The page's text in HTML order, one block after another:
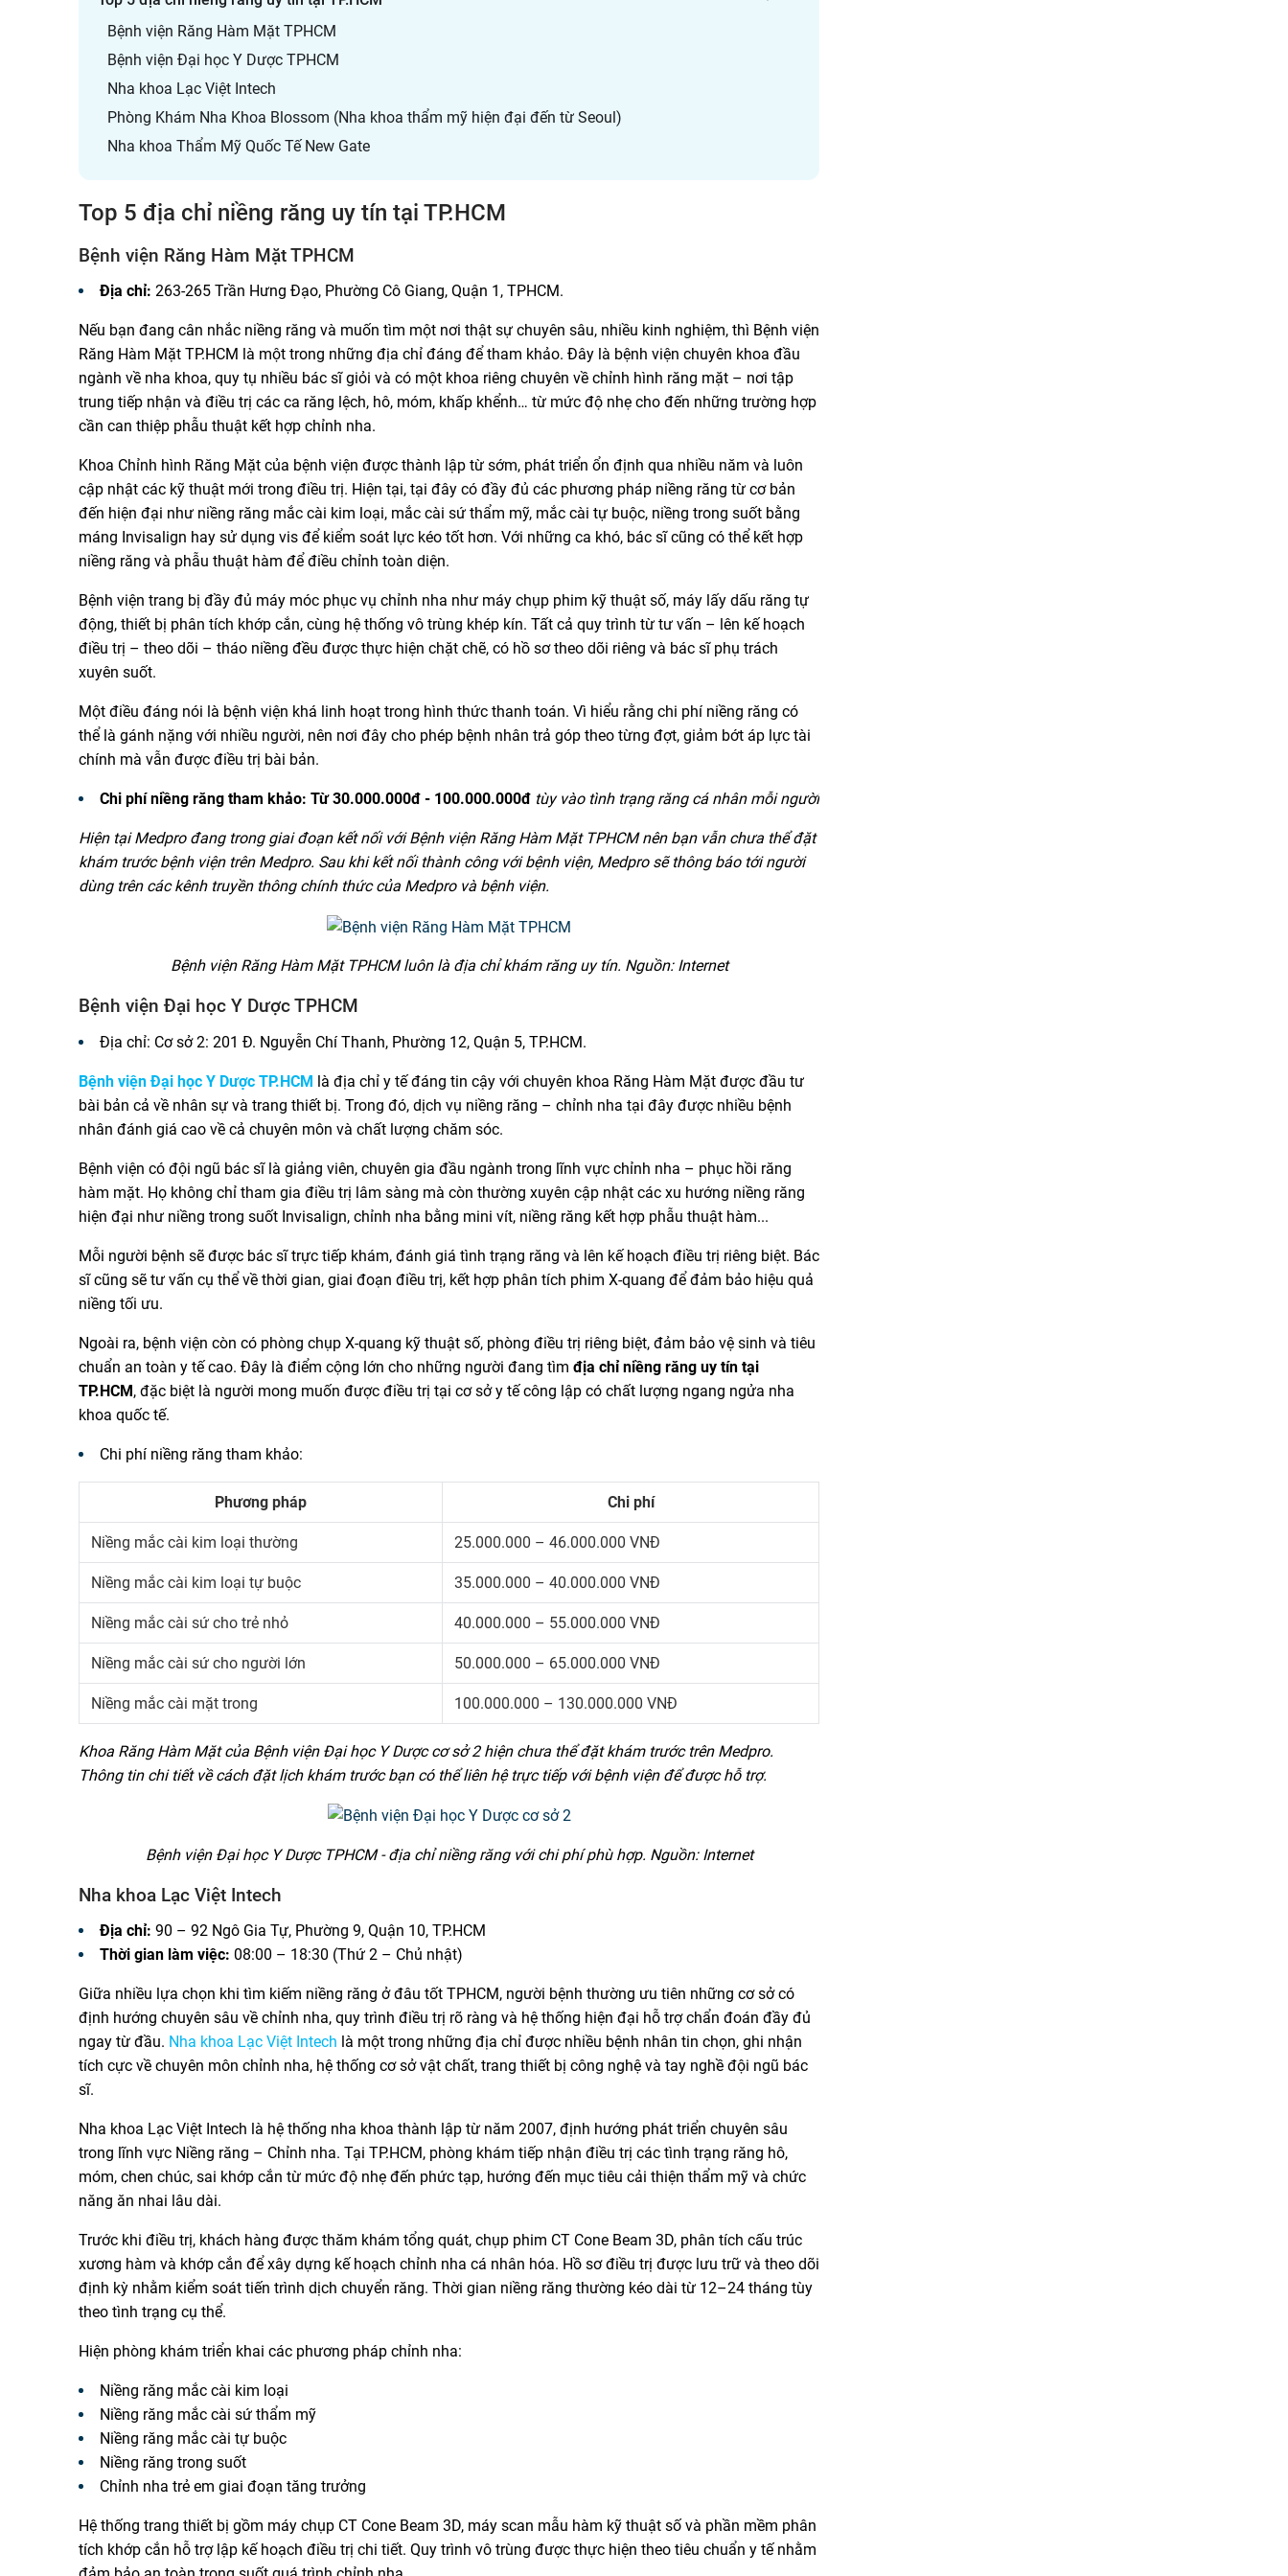
Bệnh viện Răng Hàm Mặt TPHCM
Bệnh viện Đại học Y Dược TPHCM
Nha khoa Lạc Việt Intech
Phòng Khám Nha Khoa Blossom (Nha khoa thẩm mỹ hiện đại đến từ Seoul)
Nha khoa Thẩm Mỹ Quốc Tế New Gate
Top 5 địa chỉ niềng răng uy tín tại TP.HCM
Bệnh viện Răng Hàm Mặt TPHCM
Địa chỉ: 263-265 Trần Hưng Đạo, Phường Cô Giang, Quận 1, TPHCM.
Nếu bạn đang cân nhắc niềng răng và muốn tìm một nơi thật sự chuyên sâu, nhiều kinh nghiệm, thì Bệnh viện
Răng Hàm Mặt TP.HCM là một trong những địa chỉ đáng để tham khảo. Đây là bệnh viện chuyên khoa đầu
ngành về nha khoa, quy tụ nhiều bác sĩ giỏi và có một khoa riêng chuyên về chỉnh hình răng mặt – nơi tập
trung tiếp nhận và điều trị các ca răng lệch, hô, móm, khấp khểnh… từ mức độ nhẹ cho đến những trường hợp
cần can thiệp phẫu thuật kết hợp chỉnh nha.
Khoa Chỉnh hình Răng Mặt của bệnh viện được thành lập từ sớm, phát triển ổn định qua nhiều năm và luôn
cập nhật các kỹ thuật mới trong điều trị. Hiện tại, tại đây có đầy đủ các phương pháp niềng răng từ cơ bản
đến hiện đại như niềng răng mắc cài kim loại, mắc cài sứ thẩm mỹ, mắc cài tự buộc, niềng trong suốt bằng
máng Invisalign hay sử dụng vis để kiểm soát lực kéo tốt hơn. Với những ca khó, bác sĩ cũng có thể kết hợp
niềng răng và phẫu thuật hàm để điều chỉnh toàn diện.
Bệnh viện trang bị đầy đủ máy móc phục vụ chỉnh nha như máy chụp phim kỹ thuật số, máy lấy dấu răng tự
động, thiết bị phân tích khớp cắn, cùng hệ thống vô trùng khép kín. Tất cả quy trình từ tư vấn – lên kế hoạch
điều trị – theo dõi – tháo niềng đều được thực hiện chặt chẽ, có hồ sơ theo dõi riêng và bác sĩ phụ trách
xuyên suốt.
Một điều đáng nói là bệnh viện khá linh hoạt trong hình thức thanh toán. Vì hiểu rằng chi phí niềng răng có
thể là gánh nặng với nhiều người, nên nơi đây cho phép bệnh nhân trả góp theo từng đợt, giảm bớt áp lực tài
chính mà vẫn được điều trị bài bản.
Chi phí niềng răng tham khảo: Từ 30.000.000đ - 100.000.000đ tùy vào tình trạng răng cá nhân mỗi người
Hiện tại Medpro đang trong giai đoạn kết nối với Bệnh viện Răng Hàm Mặt TPHCM nên bạn vẫn chưa thể đặt
khám trước bệnh viện trên Medpro. Sau khi kết nối thành công với bệnh viện, Medpro sẽ thông báo tới người
dùng trên các kênh truyền thông chính thức của Medpro và bệnh viện.
Bệnh viện Răng Hàm Mặt TPHCM luôn là địa chỉ khám răng uy tín. Nguồn: Internet
Bệnh viện Đại học Y Dược TPHCM
Địa chỉ: Cơ sở 2: 201 Đ. Nguyễn Chí Thanh, Phường 12, Quận 5, TP.HCM.
Bệnh viện Đại học Y Dược TP.HCM là địa chỉ y tế đáng tin cậy với chuyên khoa Răng Hàm Mặt được đầu tư
bài bản cả về nhân sự và trang thiết bị. Trong đó, dịch vụ niềng răng – chỉnh nha tại đây được nhiều bệnh
nhân đánh giá cao về cả chuyên môn và chất lượng chăm sóc.
Bệnh viện có đội ngũ bác sĩ là giảng viên, chuyên gia đầu ngành trong lĩnh vực chỉnh nha – phục hồi răng
hàm mặt. Họ không chỉ tham gia điều trị lâm sàng mà còn thường xuyên cập nhật các xu hướng niềng răng
hiện đại như niềng trong suốt Invisalign, chỉnh nha bằng mini vít, niềng răng kết hợp phẫu thuật hàm...
Mỗi người bệnh sẽ được bác sĩ trực tiếp khám, đánh giá tình trạng răng và lên kế hoạch điều trị riêng biệt. Bác
sĩ cũng sẽ tư vấn cụ thể về thời gian, giai đoạn điều trị, kết hợp phân tích phim X-quang để đảm bảo hiệu quả
niềng tối ưu.
Ngoài ra, bệnh viện còn có phòng chụp X-quang kỹ thuật số, phòng điều trị riêng biệt, đảm bảo vệ sinh và tiêu
chuẩn an toàn y tế cao. Đây là điểm cộng lớn cho những người đang tìm địa chỉ niềng răng uy tín tại
TP.HCM, đặc biệt là người mong muốn được điều trị tại cơ sở y tế công lập có chất lượng ngang ngửa nha
khoa quốc tế.
Chi phí niềng răng tham khảo:
Phương pháp Chi phí
Niềng mắc cài kim loại thường 25.000.000 – 46.000.000 VNĐ
Niềng mắc cài kim loại tự buộc 35.000.000 – 40.000.000 VNĐ
Niềng mắc cài sứ cho trẻ nhỏ 40.000.000 – 55.000.000 VNĐ
Niềng mắc cài sứ cho người lớn 50.000.000 – 65.000.000 VNĐ
Niềng mắc cài mặt trong 100.000.000 – 130.000.000 VNĐ
Khoa Răng Hàm Mặt của Bệnh viện Đại học Y Dược cơ sở 2 hiện chưa thể đặt khám trước trên Medpro.
Thông tin chi tiết về cách đặt lịch khám trước bạn có thể liên hệ trực tiếp với bệnh viện để được hỗ trợ.
Bệnh viện Đại học Y Dược TPHCM - địa chỉ niềng răng với chi phí phù hợp. Nguồn: Internet
Nha khoa Lạc Việt Intech
Địa chỉ: 90 – 92 Ngô Gia Tự, Phường 9, Quận 10, TP.HCM
Thời gian làm việc: 08:00 – 18:30 (Thứ 2 – Chủ nhật)
Giữa nhiều lựa chọn khi tìm kiếm niềng răng ở đâu tốt TPHCM, người bệnh thường ưu tiên những cơ sở có
định hướng chuyên sâu về chỉnh nha, quy trình điều trị rõ ràng và hệ thống hiện đại hỗ trợ chẩn đoán đầy đủ
ngay từ đầu. Nha khoa Lạc Việt Intech là một trong những địa chỉ được nhiều bệnh nhân tin chọn, ghi nhận
tích cực về chuyên môn chỉnh nha, hệ thống cơ sở vật chất, trang thiết bị công nghệ và tay nghề đội ngũ bác
sĩ.
Nha khoa Lạc Việt Intech là hệ thống nha khoa thành lập từ năm 2007, định hướng phát triển chuyên sâu
trong lĩnh vực Niềng răng – Chỉnh nha. Tại TP.HCM, phòng khám tiếp nhận điều trị các tình trạng răng hô,
móm, chen chúc, sai khớp cắn từ mức độ nhẹ đến phức tạp, hướng đến mục tiêu cải thiện thẩm mỹ và chức
năng ăn nhai lâu dài.
Trước khi điều trị, khách hàng được thăm khám tổng quát, chụp phim CT Cone Beam 3D, phân tích cấu trúc
xương hàm và khớp cắn để xây dựng kế hoạch chỉnh nha cá nhân hóa. Hồ sơ điều trị được lưu trữ và theo dõi
định kỳ nhằm kiểm soát tiến trình dịch chuyển răng. Thời gian niềng răng thường kéo dài từ 12–24 tháng tùy
theo tình trạng cụ thể.
Hiện phòng khám triển khai các phương pháp chỉnh nha:
Niềng răng mắc cài kim loại
Niềng răng mắc cài sứ thẩm mỹ
Niềng răng mắc cài tự buộc
Niềng răng trong suốt
Chỉnh nha trẻ em giai đoạn tăng trưởng
Hệ thống trang thiết bị gồm máy chụp CT Cone Beam 3D, máy scan mẫu hàm kỹ thuật số và phần mềm phân
tích khớp cắn hỗ trợ lập kế hoạch điều trị chi tiết. Quy trình vô trùng được thực hiện theo tiêu chuẩn y tế nhằm